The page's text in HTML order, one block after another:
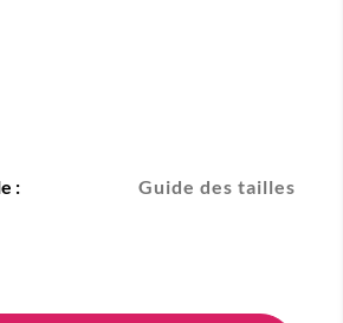
Guide des tailles
: